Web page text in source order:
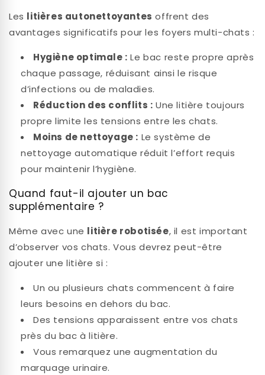
Les litières autonettoyantes offrent des
avantages significatifs pour les foyers multi-chats :
Hygiène optimale : Le bac reste propre après
chaque passage, réduisant ainsi le risque
d’infections ou de maladies.
Réduction des conflits : Une litière toujours
propre limite les tensions entre les chats.
Moins de nettoyage : Le système de
nettoyage automatique réduit l’effort requis
pour maintenir l’hygiène.
Quand faut-il ajouter un bac
supplémentaire ?
Même avec une litière robotisée, il est important
d’observer vos chats. Vous devrez peut-être
ajouter une litière si :
Un ou plusieurs chats commencent à faire
leurs besoins en dehors du bac.
Des tensions apparaissent entre vos chats
près du bac à litière.
Vous remarquez une augmentation du
marquage urinaire.